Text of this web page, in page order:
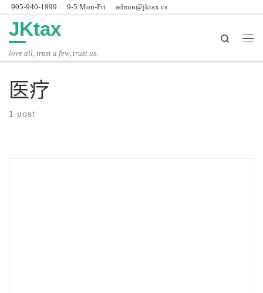
Skip to content
905-940-1999 9-5 Mon-Fri admin@jktax.ca
JKtax
love all, trust a few, trust us.
Search
医疗
1 post